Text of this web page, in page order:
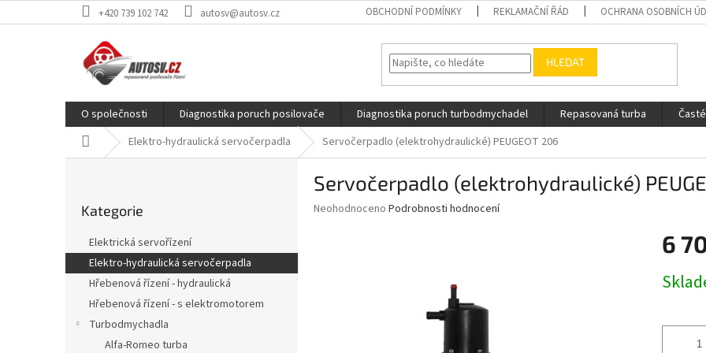
na
+420 739 102 742 autosv@autosv.cz OBCHODNÍ PODMÍNKY REKLAMAČNÍ ŘÁD OCHRANA OSOBNÍCH
HLEDAT
O společnosti Diagnostika poruch posilovače Diagnostika poruch turbodmychadel Repasovaná turba
Domů Elektro-hydraulická servočerpadla Servočerpadlo (elektrohydraulické) PEUGEOT 206
a
n
kategorie
Kategorie
Elektrická servořízení
Elektro-hydraulická servočerpadla
Hřebenová řízení - hydraulická
Hřebenová řízení - s elektromotorem
Turbodmychadla
Alfa-Romeo turba
Servočerpadlo (elektrohydraulické)
Průměrné
Neohodnoceno Podrobnosti hodnocení
6
cena: